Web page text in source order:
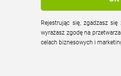
Rejestrując się, zgadzasz się
wyrażasz zgodę na
celach biznesowych i